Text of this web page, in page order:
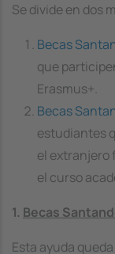
Se divide en dos
Becas
que
Erasmus+.
Becas
estudiantes
el extranjero
el curso
1. Becas
Esta ayuda